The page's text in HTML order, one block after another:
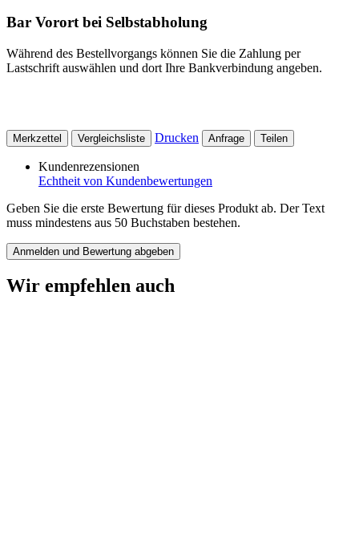
Bar Vorort bei Selbstabholung
Während des Bestellvorgangs können Sie die Zahlung per
Lastschrift auswählen und dort Ihre Bankverbindung angeben.
Merkzettel Vergleichsliste Drucken Anfrage Teilen
Kundenrezensionen
Echtheit von Kundenbewertungen
Geben Sie die erste Bewertung für dieses Produkt ab. Der Text
muss mindestens aus 50 Buchstaben bestehen.
Anmelden und Bewertung abgeben
Wir empfehlen auch